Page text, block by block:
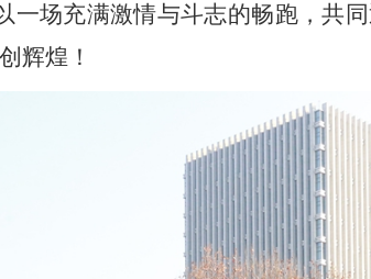
一场充满激情与斗志的畅跑，共
辉煌！